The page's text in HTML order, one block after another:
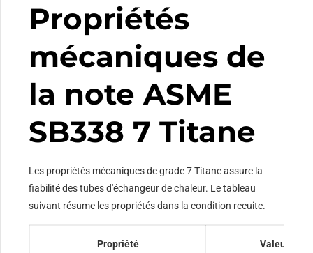
Propriétés
mécaniques de
la note ASME
SB338 7 Titane
Les propriétés mécaniques de grade 7 Titane assure la
fiabilité des tubes d'échangeur de chaleur. Le tableau
suivant résume les propriétés dans la condition recuite.
Propriété Valeur